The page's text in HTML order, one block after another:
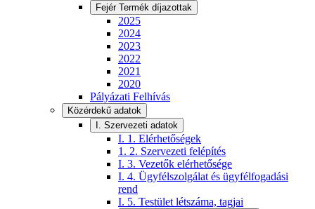
Fejér Termék díjazottak
2025
2024
2023
2022
2021
2020
Pályázati Felhívás
Közérdekű adatok
I. Szervezeti adatok
I. 1. Elérhetőségek
1. 2. Szervezeti felépítés
I. 3. Vezetők elérhetősége
I. 4. Ügyfélszolgálat és ügyfélfogadási
rend
I. 5. Testület létszáma, tagjai